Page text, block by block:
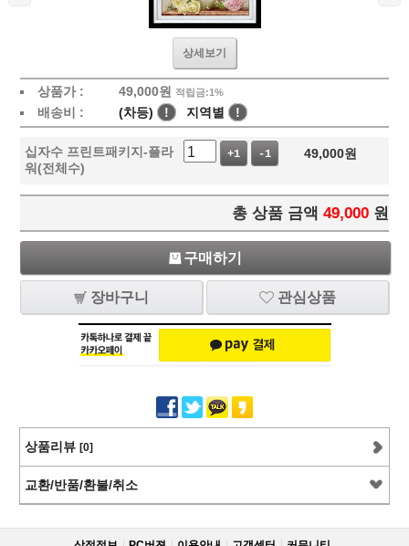
상세보기
상품가 : 49,000원 적립금:1%
배송비 : (차등) ! 지역별 !
십자수 프린트패키지-플라
워(전체수)
+1 -1 49,000원
총 상품 금액 49,000 원
구매하기
장바구니 관심상품
상품리뷰 [0]
교환/반품/환불/취소